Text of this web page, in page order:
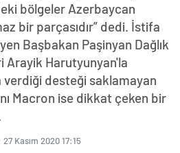
bölgeler Azerbaycan
bir parçasıdır” dedi. İstifa
Başbakan Paşinyan Dağlık
Arayik Harutyunyan'la
desteği saklamayan
Macron ise dikkat çeken bir
27 Kasım 2020 17:15